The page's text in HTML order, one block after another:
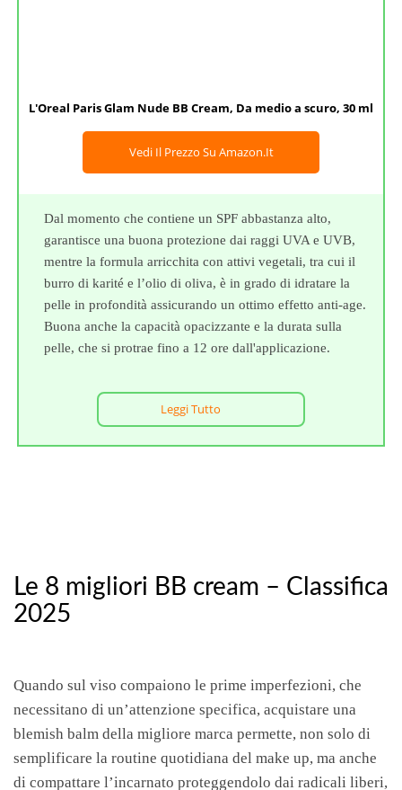
L'Oreal Paris Glam Nude BB Cream, Da medio a scuro, 30 ml
Vedi Il Prezzo Su Amazon.it
Dal momento che contiene un SPF abbastanza alto,
garantisce una buona protezione dai raggi UVA e UVB,
mentre la formula arricchita con attivi vegetali, tra cui il
burro di karité e l’olio di oliva, è in grado di idratare la
pelle in profondità assicurando un ottimo effetto anti-age.
Buona anche la capacità opacizzante e la durata sulla
pelle, che si protrae fino a 12 ore dall'applicazione.
Leggi Tutto
Le 8 migliori BB cream – Classifica
2025
Quando sul viso compaiono le prime imperfezioni, che
necessitano di un’attenzione specifica, acquistare una
blemish balm della migliore marca permette, non solo di
semplificare la routine quotidiana del make up, ma anche
di compattare l’incarnato proteggendolo dai radicali liberi,